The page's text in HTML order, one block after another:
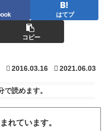
はてブ
コピー
2016.03.16 2021.06.03
で読めます。
れています。